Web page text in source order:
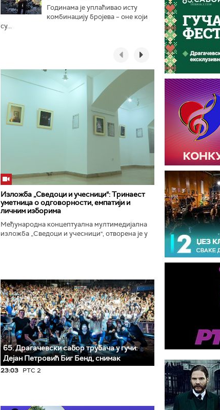
Годинама је уплаћивао исту
комбинацију бројева – оне који
су...
Изложба „Сведоци и учесници“: Тринаест
уметница о одговорности, емпатији и
личним изборима
Међународна концептуална мултимедијална
изложба „Сведоци и учесници", отворена је у
65. Драгачевски сабор трубача у гучи:
Дејан Петровић Биг Бeнд, снимак
23:03 РТС 2